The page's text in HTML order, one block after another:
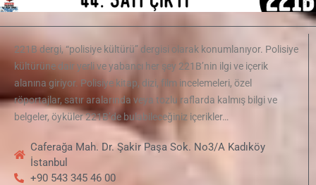
221B dergi, “polisiye kültürü” dergisi olarak konumlanıyor. Polisiye
kültürüne dair yerli ve yabancı her şey 221B’nin ilgi ve içerik
alanına giriyor. Polisiye kitap, dizi, film incelemeleri, özel
röportajlar, satır aralarında veya tozlu raflarda kalmış bilgi ve
belgeler, öyküler 221B’de bulabileceğiniz içerikler…
Caferağa Mah. Dr. Şakir Paşa Sok. No3/A Kadıköy
İstanbul
+90 543 345 46 00